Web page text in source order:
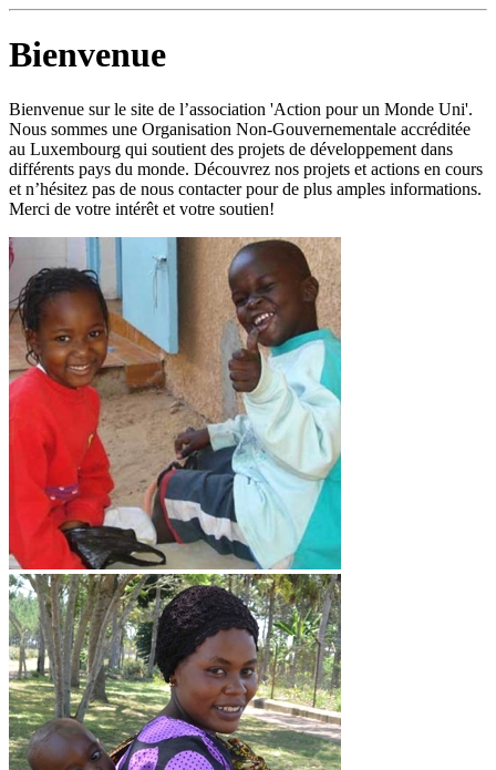
Bienvenue
Bienvenue sur le site de l’association 'Action pour un Monde Uni'.
Nous sommes une Organisation Non-Gouvernementale accréditée
au Luxembourg qui soutient des projets de développement dans
différents pays du monde. Découvrez nos projets et actions en cours
et n’hésitez pas de nous contacter pour de plus amples informations.
Merci de votre intérêt et votre soutien!